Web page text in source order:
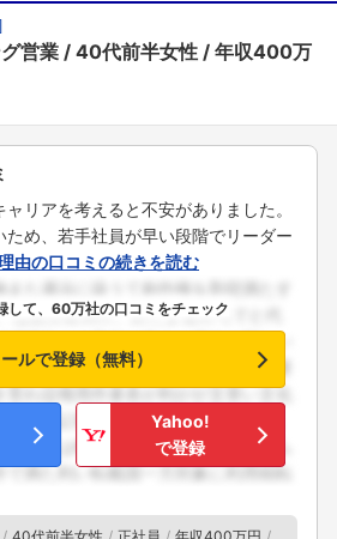
業もフォローしませんか？
営業 40代前半女性
年収400万
リアを考えると不安がありました。
め、若手社員が早い段階でリーダー
由の口コミの続きを読む
して、60万社の口コミをチェック
ールで登録（無料）
Yahoo!
で登録